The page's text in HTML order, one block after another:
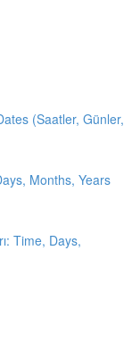
(Saatler, Günler,
Months, Years
Time, Days,